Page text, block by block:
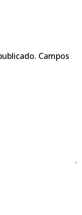
Campos